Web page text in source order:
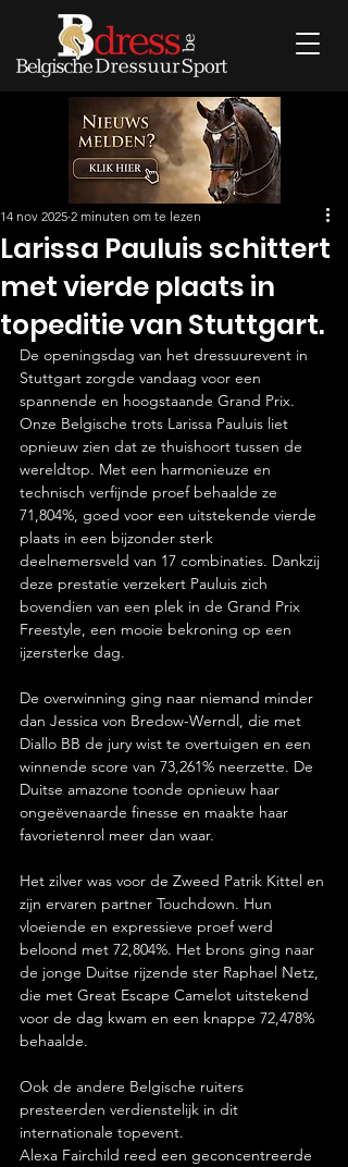
Larissa Pauluis schittert
met vierde plaats in
topeditie van Stuttgart.
14 nov 2025 2 minuten om te lezen
De openingsdag van het dressuurevent in
Stuttgart zorgde vandaag voor een
spannende en hoogstaande Grand Prix.
Onze Belgische trots Larissa Pauluis liet
opnieuw zien dat ze thuishoort tussen de
wereldtop. Met een harmonieuze en
technisch verfijnde proef behaalde ze
71,804%, goed voor een uitstekende vierde
plaats in een bijzonder sterk
deelnemersveld van 17 combinaties. Dankzij
deze prestatie verzekert Pauluis zich
bovendien van een plek in de Grand Prix
Freestyle, een mooie bekroning op een
ijzersterke dag.
De overwinning ging naar niemand minder
dan Jessica von Bredow-Werndl, die met
Diallo BB de jury wist te overtuigen en een
winnende score van 73,261% neerzette. De
Duitse amazone toonde opnieuw haar
ongeëvenaarde finesse en maakte haar
favorietenrol meer dan waar.
Het zilver was voor de Zweed Patrik Kittel en
zijn ervaren partner Touchdown. Hun
vloeiende en expressieve proef werd
beloond met 72,804%. Het brons ging naar
de jonge Duitse rijzende ster Raphael Netz,
die met Great Escape Camelot uitstekend
voor de dag kwam en een knappe 72,478%
behaalde.
Ook de andere Belgische ruiters
presteerden verdienstelijk in dit
internationale topevent.
Alexa Fairchild reed een geconcentreerde